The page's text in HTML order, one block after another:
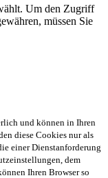
Um den Zugriff
müssen Sie
und können in Ihren
diese Cookies nur als
einer Dienstanforderung
dem
Ihren Browser so